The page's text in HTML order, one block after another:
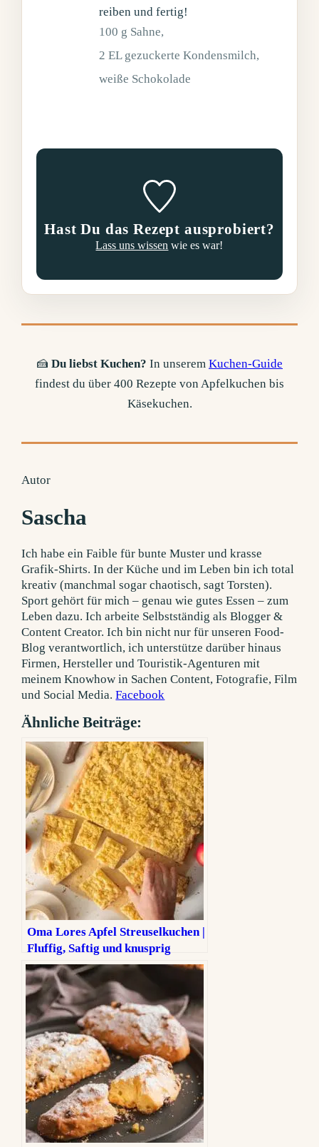
reiben und fertig!
100 g Sahne,
2 EL gezuckerte Kondensmilch,
weiße Schokolade
Hast Du das Rezept ausprobiert?
Lass uns wissen wie es war!
🍰 Du liebst Kuchen? In unserem Kuchen-Guide
findest du über 400 Rezepte von Apfelkuchen bis
Käsekuchen.
Autor
Sascha
Ich habe ein Faible für bunte Muster und krasse
Grafik-Shirts. In der Küche und im Leben bin ich total
kreativ (manchmal sogar chaotisch, sagt Torsten).
Sport gehört für mich – genau wie gutes Essen – zum
Leben dazu. Ich arbeite Selbstständig als Blogger &
Content Creator. Ich bin nicht nur für unseren Food-
Blog verantwortlich, ich unterstütze darüber hinaus
Firmen, Hersteller und Touristik-Agenturen mit
meinem Knowhow in Sachen Content, Fotografie, Film
und Social Media.Facebook
Ähnliche Beiträge:
Oma Lores Apfel Streuselkuchen |
Fluffig, Saftig und knusprig